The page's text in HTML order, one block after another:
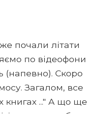
почали літати
по відеофони
(напевно). Скоро
Загалом, все
книгах ..." А що ще